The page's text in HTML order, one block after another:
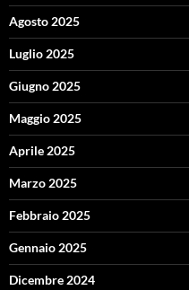
Agosto 2025
Luglio 2025
Giugno 2025
Maggio 2025
Aprile 2025
Marzo 2025
Febbraio 2025
Gennaio 2025
Dicembre 2024